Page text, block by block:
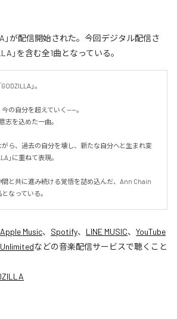
」が配信開始された。今回デジタル配信さ
」を含む全1曲となっている。
」。
の自分を超えていく——。
志を込めた一曲。
ら、過去の自分を壊し、新たな自分へと生まれ変
」に重ねて表現。
と共に進み続ける覚悟を詰め込んだ、Ann Chain
なっている。
Apple Music、 Spotify、 LINE MUSIC、 YouTube
などの音楽配信サービスで聴くこと